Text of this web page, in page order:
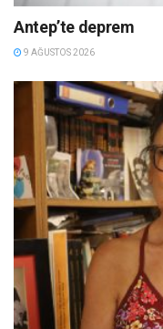
Antep’te deprem
9 AĞUSTOS 2026